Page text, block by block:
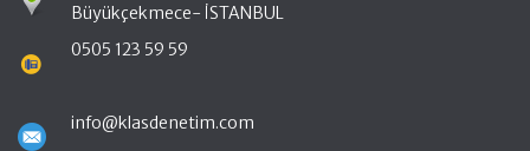
Büyükçekmece- İSTANBUL
0505 123 59 59
info@klasdenetim.com